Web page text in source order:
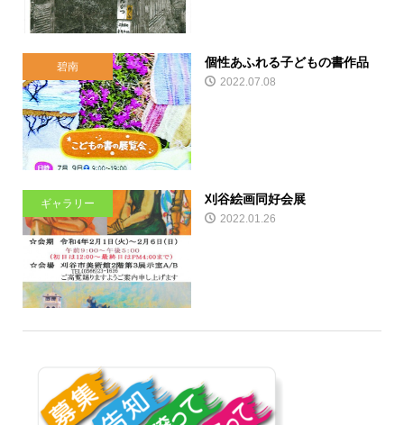
碧南 個性あふれる子どもの書作品
2022.07.08
ギャラリー 刈谷絵画同好会展
2022.01.26